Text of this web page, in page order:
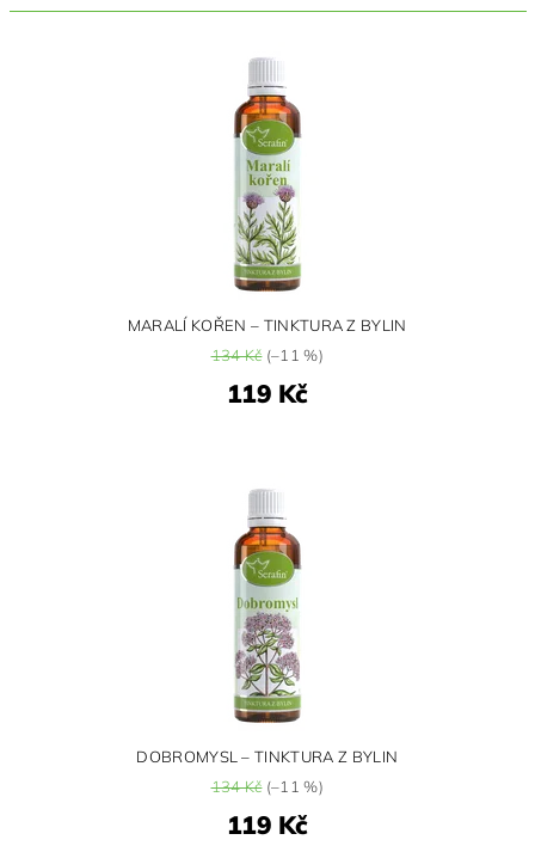
MARALÍ KOŘEN – TINKTURA Z BYLIN
134 Kč(–11 %)
119 Kč
DOBROMYSL – TINKTURA Z BYLIN
134 Kč(–11 %)
119 Kč